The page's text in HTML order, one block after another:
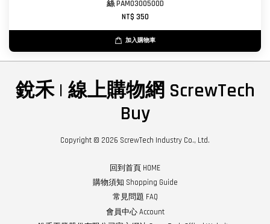
絲 PAM0300500D
NT$ 350
加入購物車
銳禾 | 線上購物網 ScrewTech
Buy
Copyright © 2026 ScrewTech Industry Co., Ltd.
回到首頁 HOME
購物須知 Shopping Guide
常見問題 FAQ
會員中心 Account